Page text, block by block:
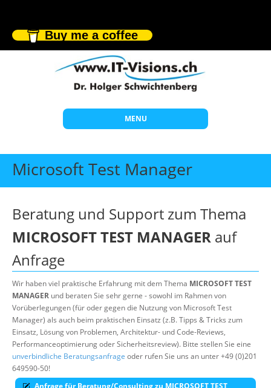
Buy me a coffee
MENU
Start
Themen
Individuelle Schulungen
Offene Seminare
Über uns
Suche
Microsoft Test Manager
Beratung und Support zum Thema
MICROSOFT TEST MANAGER auf
Anfrage
Wir haben viel praktische Erfahrung mit dem Thema MICROSOFT TEST
MANAGER und beraten Sie sehr gerne - sowohl im Rahmen von
Vorüberlegungen (für oder gegen die Nutzung von Microsoft Test
Manager) als auch beim praktischen Einsatz (z.B. Tipps & Tricks zum
Einsatz, Lösung von Problemen, Architektur- und Code-Reviews,
Performanceoptimierung oder Sicherheitsreview). Bitte stellen Sie eine
unverbindliche Beratungsanfrage oder rufen Sie uns an unter +49 (0)201
649590-50!
Anfrage für Beratung/Consulting zu MICROSOFT TEST